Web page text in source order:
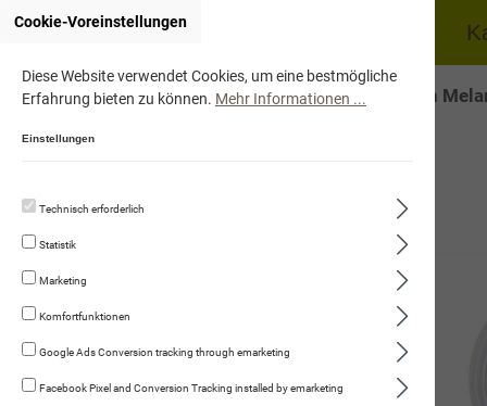
Onlineshop von
Katze
Mensch
Gut zu Wissen
Cookie-Voreinstellungen
Diese Website verwendet Cookies, um eine bestmögliche
Erfahrung bieten zu können. Mehr Informationen ...
Einstellungen
Technisch erforderlich
Statistik
Marketing
Komfortfunktionen
Google Ads Conversion tracking through emarketing
Facebook Pixel and Conversion Tracking installed by emarketing